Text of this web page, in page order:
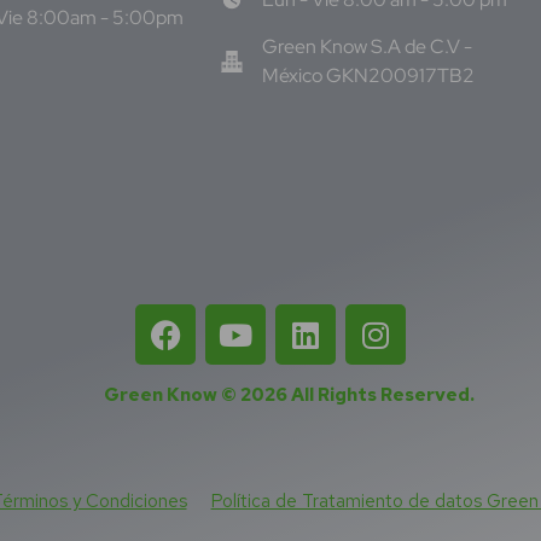
8:00am - 5:00pm
Green Know S.A de C.V -
México GKN200917TB2
Green Know © 2026All Rights Reserved.
y Condiciones Política de Tratamiento de datos Green